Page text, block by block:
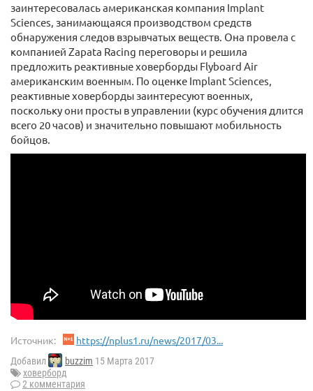
заинтересовалась американская компания Implant
Sciences, занимающаяся производством средств
обнаружения следов взрывчатых веществ. Она провела с
компанией Zapata Racing переговоры и решила
предложить реактивные ховерборды Flyboard Air
американским военным. По оценке Implant Sciences,
реактивные ховерборды заинтересуют военных,
поскольку они просты в управлении (курс обучения длится
всего 20 часов) и значительно повышают мобильность
бойцов.
Источник: https://nplus1.ru/news/2017/03...
Добавил buzzim 15 Марта 2017
ховерборд
2 комментария